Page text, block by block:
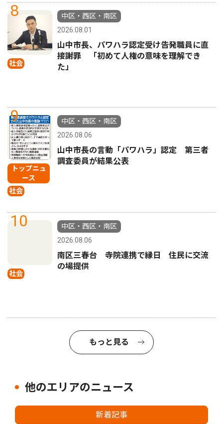
8
社会
中区・西区・南区
2026.08.01
山中市長、パワハラ認定受け告発職員に直
接謝罪 「初めて人権の意味を理解でき
た」
9
トップニュ
ース
社会
中区・西区・南区
2026.08.06
山中市長の言動「パワハラ」認定 第三者
調査委員が結果公表
10
社会
中区・西区・南区
2026.08.06
南区三春台 寺院連携で縁日 住民に交流
の場提供
もっと見る
他のエリアのニュース
新着記事